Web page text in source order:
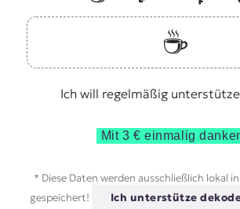
☕️
Ich will regelmäßig
Mit 3 € einmalig
* Diese Daten werden ausschließlich lokal
gespeichert!
Ich unterstütze